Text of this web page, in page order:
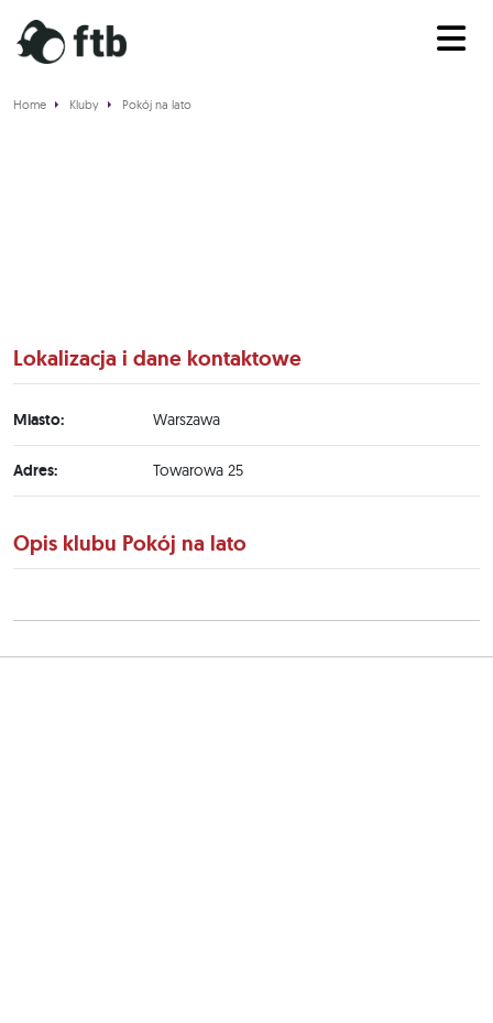
Home Kluby Pokój na lato
Lokalizacja i dane kontaktowe
Miasto: Warszawa
Adres: Towarowa 25
Opis klubu Pokój na lato